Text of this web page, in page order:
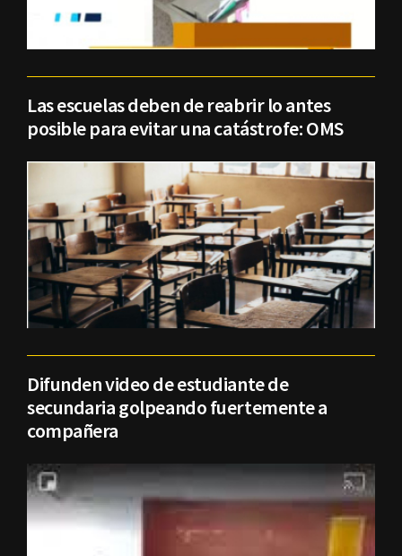
Las escuelas deben de reabrir lo antes
posible para evitar una catástrofe: OMS
Difunden video de estudiante de
secundaria golpeando fuertemente a
compañera